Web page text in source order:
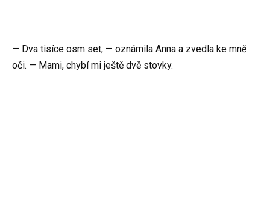
— Dva tisíce osm set, — oznámila Anna a zvedla ke mně
oči. — Mami, chybí mi ještě dvě stovky.